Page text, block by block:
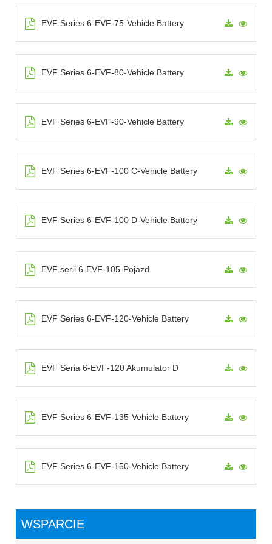
EVF Series 6-EVF-75-Vehicle Battery
EVF Series 6-EVF-80-Vehicle Battery
EVF Series 6-EVF-90-Vehicle Battery
EVF Series 6-EVF-100 C-Vehicle Battery
EVF Series 6-EVF-100 D-Vehicle Battery
EVF serii 6-EVF-105-Pojazd
EVF Series 6-EVF-120-Vehicle Battery
EVF Seria 6-EVF-120 Akumulator D
EVF Series 6-EVF-135-Vehicle Battery
EVF Series 6-EVF-150-Vehicle Battery
WSPARCIE